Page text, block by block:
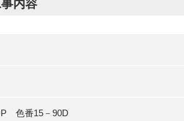
内容
色番15－90D